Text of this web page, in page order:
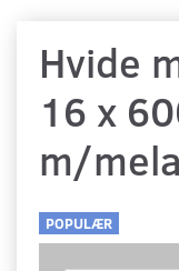
Hvide
16 x
m/
POPULÆR